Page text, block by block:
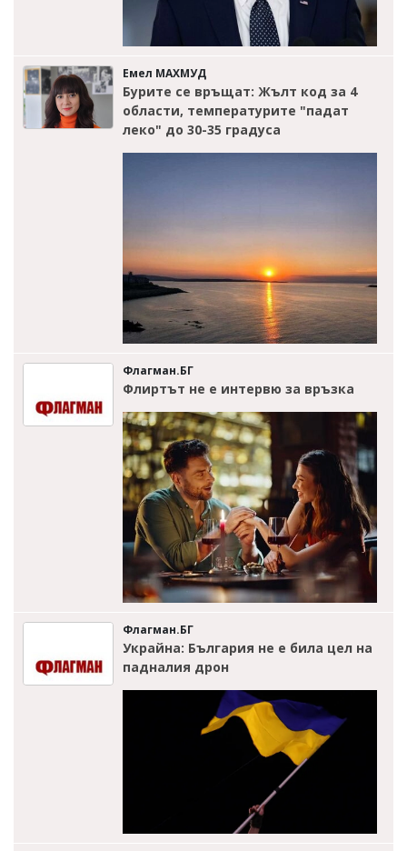
Емел МАХМУД
Бурите се връщат: Жълт код за 4
области, температурите "падат
леко" до 30-35 градуса
Флагман.БГ
Флиртът не е интервю за връзка
Флагман.БГ
Украйна: България не е била цел на
падналия дрон